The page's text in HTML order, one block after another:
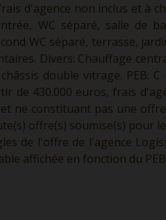
d'agence non inclus et à
WC séparé, salle de
WC séparé, terrasse,
Divers: Chauffage
double vitrage. PEB: C
de 430.000 euros, frais
ne constituant pas une
offre(s) soumise(s) pour
de l'offre de l'agence
affichée en fonction du